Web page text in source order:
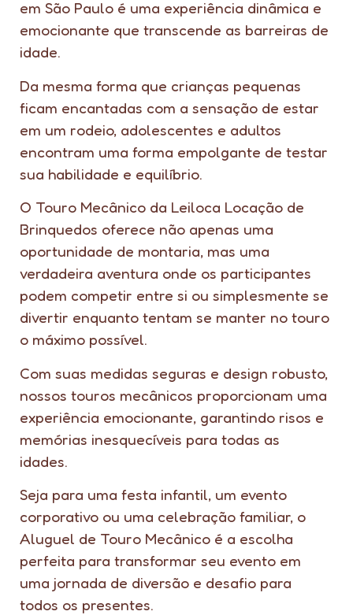
em São Paulo é uma experiência dinâmica e
emocionante que transcende as barreiras de
idade.
Da mesma forma que crianças pequenas
ficam encantadas com a sensação de estar
em um rodeio, adolescentes e adultos
encontram uma forma empolgante de testar
sua habilidade e equilíbrio.
O Touro Mecânico da Leiloca Locação de
Brinquedos oferece não apenas uma
oportunidade de montaria, mas uma
verdadeira aventura onde os participantes
podem competir entre si ou simplesmente se
divertir enquanto tentam se manter no touro
o máximo possível.
Com suas medidas seguras e design robusto,
nossos touros mecânicos proporcionam uma
experiência emocionante, garantindo risos e
memórias inesquecíveis para todas as
idades.
Seja para uma festa infantil, um evento
corporativo ou uma celebração familiar, o
Aluguel de Touro Mecânico é a escolha
perfeita para transformar seu evento em
uma jornada de diversão e desafio para
todos os presentes.